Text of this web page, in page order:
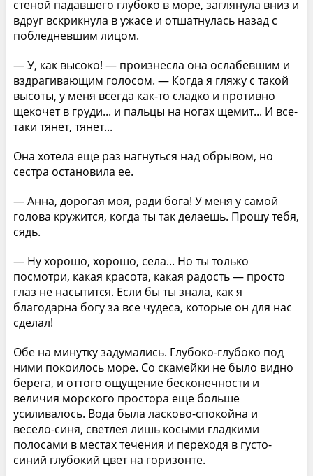
стеной падавшего глубоко в море, заглянула вниз и
вдруг вскрикнула в ужасе и отшатнулась назад с
побледневшим лицом.
— У, как высоко! — произнесла она ослабевшим и
вздрагивающим голосом. — Когда я гляжу с такой
высоты, у меня всегда как-то сладко и противно
щекочет в груди... и пальцы на ногах щемит... И все-
таки тянет, тянет...
Она хотела еще раз нагнуться над обрывом, но
сестра остановила ее.
— Анна, дорогая моя, ради бога! У меня у самой
голова кружится, когда ты так делаешь. Прошу тебя,
сядь.
— Ну хорошо, хорошо, села... Но ты только
посмотри, какая красота, какая радость — просто
глаз не насытится. Если бы ты знала, как я
благодарна богу за все чудеса, которые он для нас
сделал!
Обе на минутку задумались. Глубоко-глубоко под
ними покоилось море. Со скамейки не было видно
берега, и оттого ощущение бесконечности и
величия морского простора еще больше
усиливалось. Вода была ласково-спокойна и
весело-синя, светлея лишь косыми гладкими
полосами в местах течения и переходя в густо-
синий глубокий цвет на горизонте.